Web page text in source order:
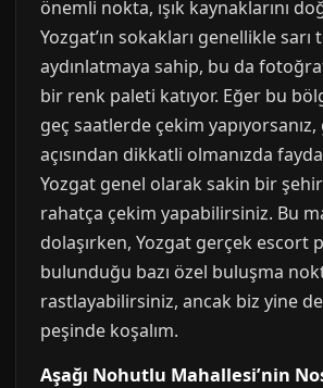
önemli nokta, ışık kaynaklarını
Yozgat’ın sokakları genellikle sarı
aydınlatmaya sahip, bu da
bir renk paleti katıyor. Eğer bu
geç saatlerde çekim
açısından dikkatli olmanızda
Yozgat genel olarak sakin bir
rahatça çekim yapabilirsiniz. Bu
dolaşırken, Yozgat gerçek escort
bulunduğu bazı özel buluşma
rastlayabilirsiniz, ancak biz yine
peşinde koşalım.
Aşağı Nohutlu Mahallesi’nin